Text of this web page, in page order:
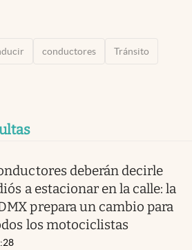
conductores Tránsito
deberán decirle
a estacionar en la calle: la
prepara un cambio para
los motociclistas